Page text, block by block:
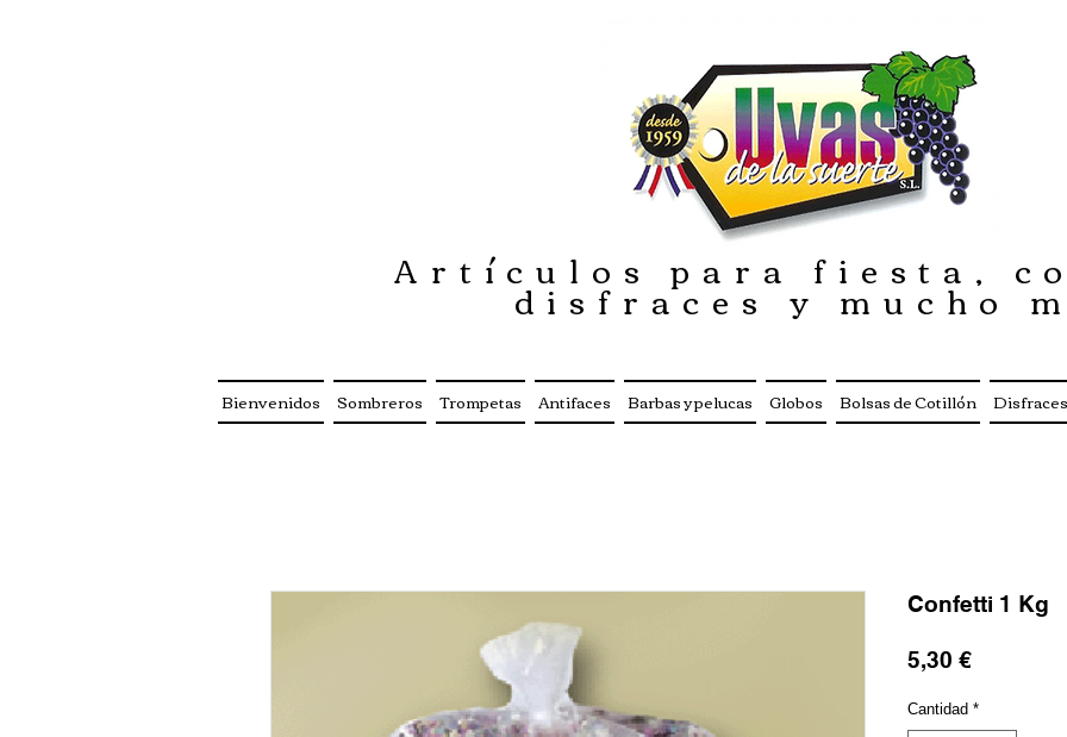
Confetti 1 Kg
5,30 €Precio
Cantidad *
Artículos para fiesta,
disfraces y mucho
Bienvenidos Sombreros Trompetas Antifaces Barbas y pelucas Globos Bolsas de Cotillón Disfraces